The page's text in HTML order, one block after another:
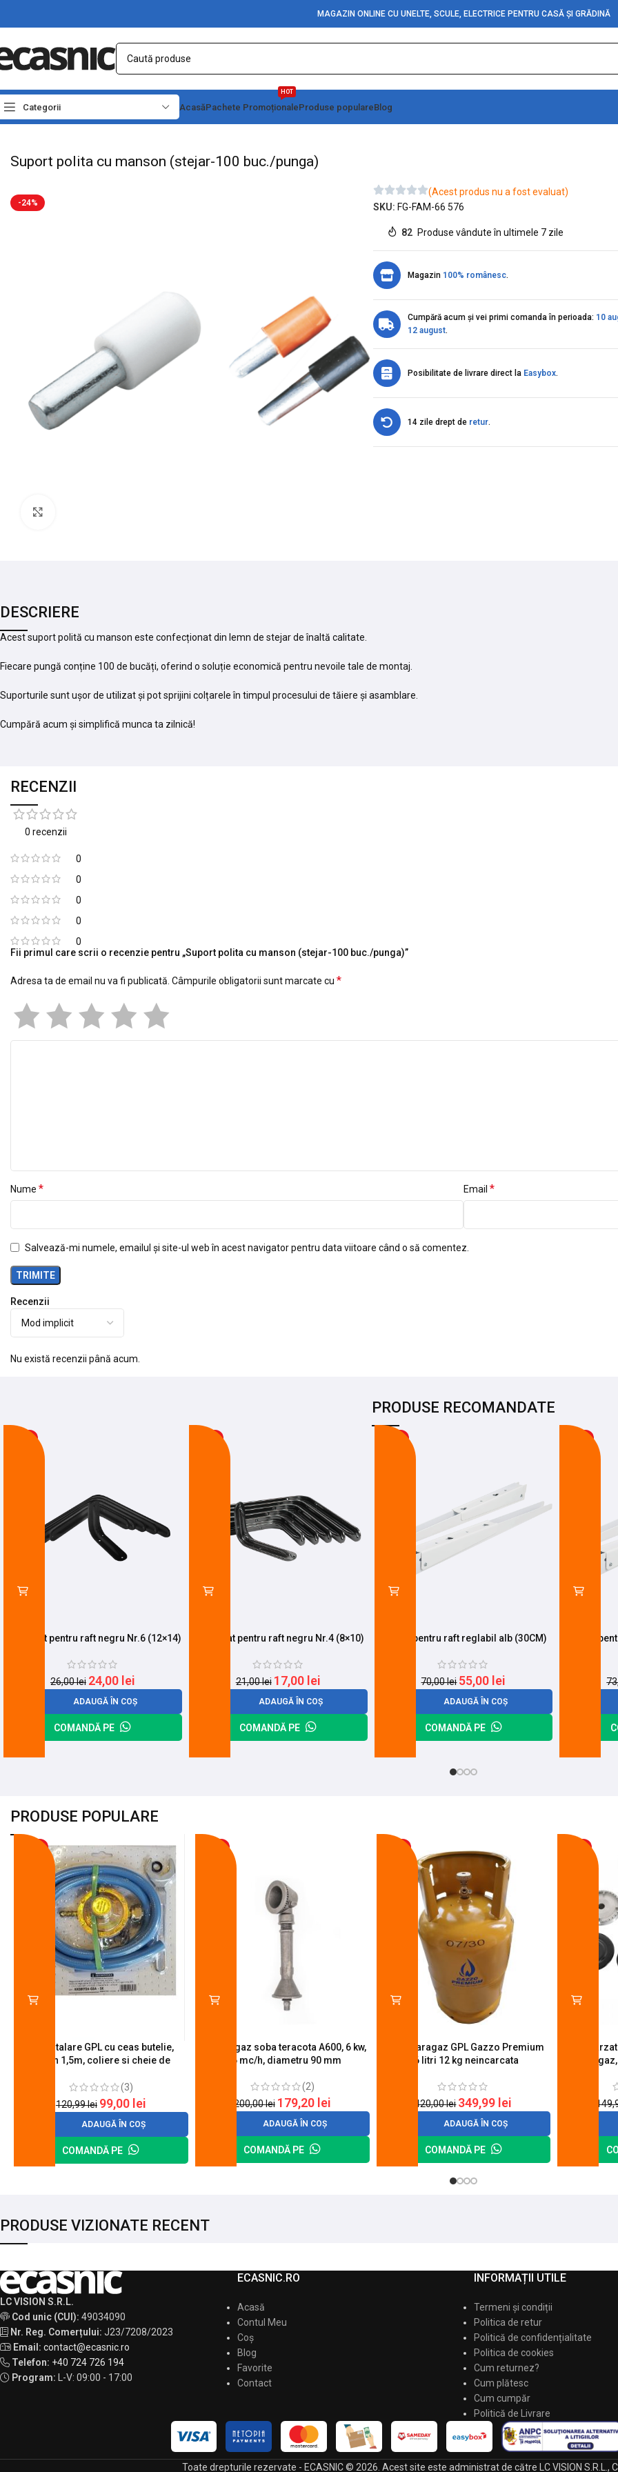
MAGAZIN ONLINE CU UNELTE, SCULE, ELECTRICE PENTRU CASĂ ȘI GRĂDINĂ
Categorii AcasăPachete Promoționale
HOT
Produse populareBlog
Prima pagină Suporturi Colțare Suport polita cu manson (stejar-100 buc./punga)
Suport polita cu manson (stejar-100 buc./punga)
-24%
(Acest produs nu a fost evaluat)
SKU: FG-FAM-66 576
82 Produse vândute în ultimele 7 zile
Magazin 100% românesc.
Cumpără acum și vei primi comanda în perioada: 10
12 august.
Posibilitate de livrare direct la Easybox.
14 zile drept de retur.
DESCRIERE
Acest suport polită cu manson este confecționat din lemn de stejar de înaltă calitate.
Fiecare pungă conține 100 de bucăți, oferind o soluție economică pentru nevoile tale de montaj.
Suporturile sunt ușor de utilizat și pot sprijini colțarele în timpul procesului de tăiere și asamblare.
Cumpără acum și simplifică munca ta zilnică!
RECENZII
0 recenzii
0
0
0
0
0
Recenzii
Nu există recenzii până acum.
Fii primul care scrii o recenzie pentru „Suport polita cu manson (stejar-100 buc./punga)”
Adresa ta de email nu va fi publicată. Câmpurile obligatorii sunt marcate cu *
Nume * Email *
Salvează-mi numele, emailul și site-ul web în acest navigator pentru data viitoare când o să comentez.
PRODUSE RECOMANDATE
Suport lat pentru raft negru Nr.6 (12×14)
26,00lei 24,00 lei
ADAUGĂ ÎN COȘ
COMANDĂ PE
Suport lat pentru raft negru Nr.4 (8×10)
21,00lei 17,00 lei
ADAUGĂ ÎN COȘ
COMANDĂ PE
Suport pentru raft reglabil alb (30CM)
70,00lei 55,00 lei
ADAUGĂ ÎN COȘ
COMANDĂ PE
Suport
PRODUSE POPULARE
Kit instalare GPL cu ceas butelie,
furtun 1,5m, coliere si cheie de
(3)
120,99lei 99,00 lei
ADAUGĂ ÎN COȘ
COMANDĂ PE
Arzator gaz soba teracota A600, 6 kw,
0.6 mc/h, diametru 90 mm
(2)
200,00lei 179,20 lei
ADAUGĂ ÎN COȘ
COMANDĂ PE
Butelie aragaz GPL Gazzo Premium
26 litri 12 kg neincarcata
420,00lei 349,99 lei
ADAUGĂ ÎN COȘ
COMANDĂ PE
Set 4
PRODUSE VIZIONATE RECENT
LC VISION S.R.L.
Cod unic (CUI): 49034090
Nr. Reg. Comerțului: J23/7208/2023
Email: contact@ecasnic.ro
Telefon: +40 724 726 194
Program:
L-V: 09:00 - 17:00
ECASNIC.RO
Acasă
Contul Meu
Coș
Blog
Favorite
Contact
INFORMAȚII UTILE
Termeni și condiții
Politica de retur
Politică de confidențialitate
Politica de cookies
Cum returnez?
Cum plătesc
Cum cumpăr
Politică de Livrare
Toate drepturile rezervate - ECASNIC © 2026. Acest site este administrat de către LC VISION S.R.L.,